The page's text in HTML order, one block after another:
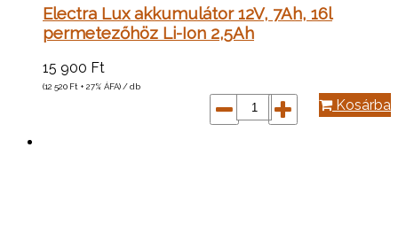
Electra Lux akkumulátor 12V, 7Ah, 16l
permetezőhöz Li-Ion 2,5Ah
15 900 Ft
(12 520 Ft + 27% ÁFA) / db
Kosárba